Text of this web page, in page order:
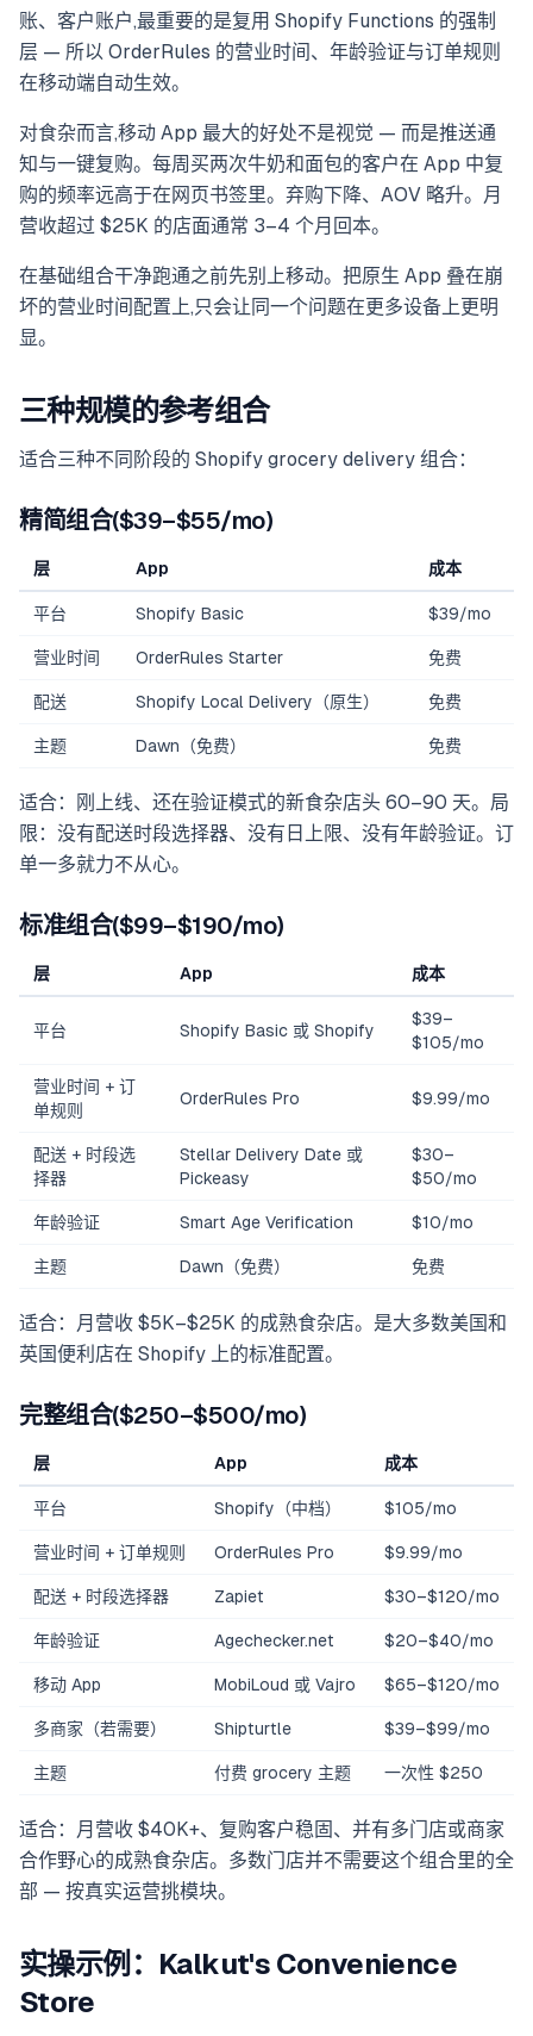
账、客户账户,最重要的是复用 Shopify Functions 的强制
层 — 所以 OrderRules 的营业时间、年龄验证与订单规则
在移动端自动生效。
对食杂而言,移动 App 最大的好处不是视觉 — 而是推送通
知与一键复购。每周买两次牛奶和面包的客户在 App 中复
购的频率远高于在网页书签里。弃购下降、AOV 略升。月
营收超过 $25K 的店面通常 3–4 个月回本。
在基础组合干净跑通之前先别上移动。把原生 App 叠在崩
坏的营业时间配置上,只会让同一个问题在更多设备上更明
显。
三种规模的参考组合
适合三种不同阶段的 Shopify grocery delivery 组合：
精简组合($39–$55/mo)
层 App 成本
平台 Shopify Basic $39/mo
营业时间 OrderRules Starter 免费
配送 Shopify Local Delivery（原生） 免费
主题 Dawn（免费） 免费
适合：刚上线、还在验证模式的新食杂店头 60–90 天。局
限：没有配送时段选择器、没有日上限、没有年龄验证。订
单一多就力不从心。
标准组合($99–$190/mo)
层 App 成本
平台 Shopify Basic 或 Shopify
$39–
$105/mo
营业时间 + 订
单规则
OrderRules Pro $9.99/mo
配送 + 时段选
择器
Stellar Delivery Date 或
Pickeasy
$30–
$50/mo
年龄验证 Smart Age Verification $10/mo
主题 Dawn（免费） 免费
适合：月营收 $5K–$25K 的成熟食杂店。是大多数美国和
英国便利店在 Shopify 上的标准配置。
完整组合($250–$500/mo)
层 App 成本
平台 Shopify（中档） $105/mo
营业时间 + 订单规则 OrderRules Pro $9.99/mo
配送 + 时段选择器 Zapiet $30–$120/mo
年龄验证 Agechecker.net $20–$40/mo
移动 App MobiLoud 或 Vajro $65–$120/mo
多商家（若需要） Shipturtle $39–$99/mo
主题 付费 grocery 主题 一次性 $250
适合：月营收 $40K+、复购客户稳固、并有多门店或商家
合作野心的成熟食杂店。多数门店并不需要这个组合里的全
部 — 按真实运营挑模块。
实操示例：Kalkut's Convenience
Store